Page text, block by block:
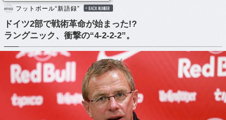
フットボール“新語録” BACK NUMBER
ドイツ2部で戦術革命が始まった!?
ラングニック、衝撃の“4-2-2-2”。